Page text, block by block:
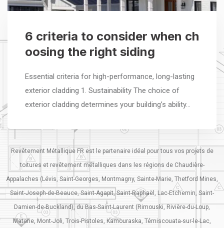
6 criteria to consider when ch
oosing the right siding
Essential criteria for high-performance, long-lasting
exterior cladding 1. Sustainability The choice of
exterior cladding determines your building’s ability…
Revêtement Métallique FR est le partenaire idéal pour tous vos projets de
toitures et revêtement métalliques dans les régions de Chaudière-
Appalaches (Lévis, Saint-Georges, Montmagny, Sainte-Marie, Thetford Mines,
Saint-Joseph-de-Beauce, Saint-Agapit, Saint-Raphaël, Lac-Etchemin, Saint-
Damien-de-Buckland), du Bas-Saint-Laurent (Rimouski, Rivière-du-Loup,
Matane, Mont-Joli, Trois-Pistoles, Kamouraska, Témiscouata-sur-le-Lac,